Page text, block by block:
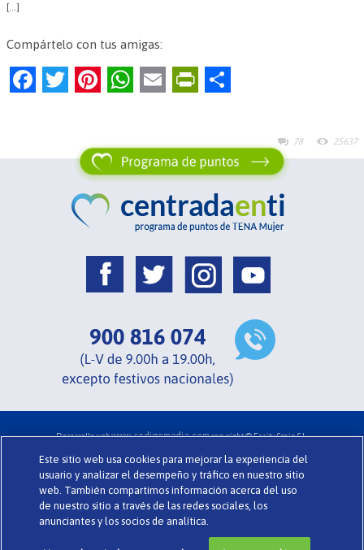
78 25637
[…]
Compártelo con tus amigas:
F
e
T
er
Pi
es
t
W
s
A
p
p
E
l
Pr
ri
e
n
dl
y
p
ar
tir
Desarrollo webwww.codigomedia.comcopyright © Essity Spain S.L.
Política de Privacidad . Preguntas Frecuentes . TENA.es
Este sitio web usa cookies para mejorar la experiencia del
usuario y analizar el desempeño y tráfico en nuestro sitio
web. También compartimos información acerca del uso
de nuestro sitio a través de las redes sociales, los
anunciantes y los socios de analítica.